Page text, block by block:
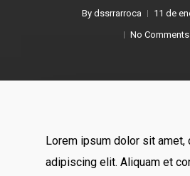
By dssrrarroca
11 de
No Comments
Lorem ipsum dolor sit amet,
adipiscing elit. Aliquam et